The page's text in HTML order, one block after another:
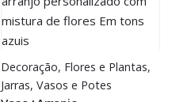
Decoração, Flores e Plantas,
Jarras, Vasos e Potes